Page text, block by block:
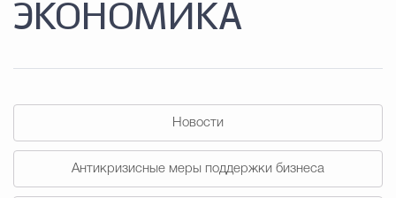
Дума городского округа
Муниципальная
ЭКОНОМИКА
Новости
Антикризисные меры поддержки бизнеса